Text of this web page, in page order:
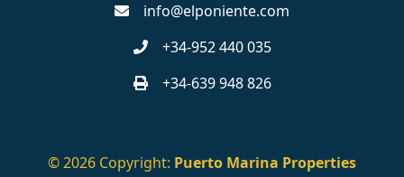
info@elponiente.com
+34-952 440 035
+34-639 948 826
© 2026 Copyright: Puerto Marina Properties